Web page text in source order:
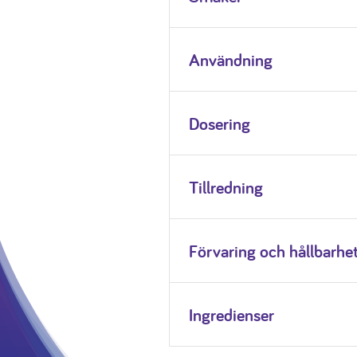
Användning
Dosering
Tillredning
Förvaring och hållbarhet
Ingredienser